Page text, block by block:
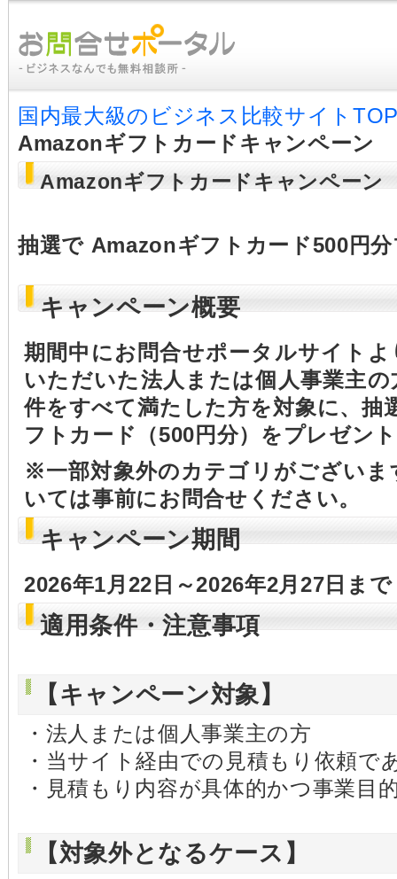
国内最大級のビジネス比較サイト
Amazonギフトカードキャンペーン
Amazonギフトカードキャンペーン
抽選で Amazonギフトカード500円
キャンペーン概要
期間中にお問合せポータルサイト
いただいた法人または個人事業主
件をすべて満たした方を対象に、抽
フトカード（500円分）をプレゼン
※一部対象外のカテゴリがございま
いては事前にお問合せください。
キャンペーン期間
2026年1月22日～2026年2月27日まで
適用条件・注意事項
【キャンペーン対象】
・法人または個人事業主の方
・当サイト経由での見積もり依頼で
・見積もり内容が具体的かつ事業目
【対象外となるケース】